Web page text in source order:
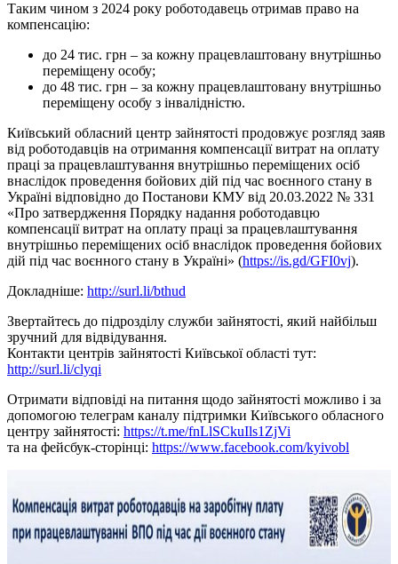
Таким чином з 2024 року роботодавець отримав право на
компенсацію:
до 24 тис. грн – за кожну працевлаштовану внутрішньо
переміщену особу;
до 48 тис. грн – за кожну працевлаштовану внутрішньо
переміщену особу з інвалідністю.
Київський обласний центр зайнятості продовжує розгляд заяв
від роботодавців на отримання компенсації витрат на оплату
праці за працевлаштування внутрішньо переміщених осіб
внаслідок проведення бойових дій під час воєнного стану в
Україні відповідно до Постанови КМУ від 20.03.2022 № 331
«Про затвердження Порядку надання роботодавцю
компенсації витрат на оплату праці за працевлаштування
внутрішньо переміщених осіб внаслідок проведення бойових
дій під час воєнного стану в Україні» (https://is.gd/GFI0vj).
Докладніше: http://surl.li/bthud
Звертайтесь до підрозділу служби зайнятості, який найбільш
зручний для відвідування.
Контакти центрів зайнятості Київської області тут:
http://surl.li/clyqi
Отримати відповіді на питання щодо зайнятості можливо і за
допомогою телеграм каналу підтримки Київського обласного
центру зайнятості: https://t.me/fnLlSCkuIls1ZjVi
та на фейсбук-сторінці: https://www.facebook.com/kyivobl